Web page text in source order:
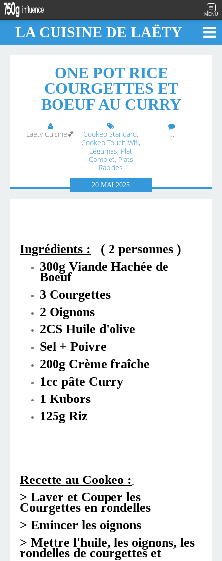
MENU
LA CUISINE DE LAËTY
ONE POT RICE
COURGETTES ET
BOEUF AU CURRY
Laëty Cuisine💕 Cookeo Standard,
Cookeo Touch Wifi,
Légumes, Plat
Complet, Plats
Rapides
…
20MAI2025
Ingrédients :
( 2 personnes )
300g Viande Hachée de
Boeuf
3 Courgettes
2 Oignons
2CS Huile d'olive
Sel + Poivre
200g Crème fraîche
1cc pâte Curry
1 Kubors
125g Riz
Recette au Cookeo :
> Laver et Couper les
Courgettes en rondelles
> Emincer les oignons
> Mettre l'huile, les oignons, les
rondelles de courgettes et